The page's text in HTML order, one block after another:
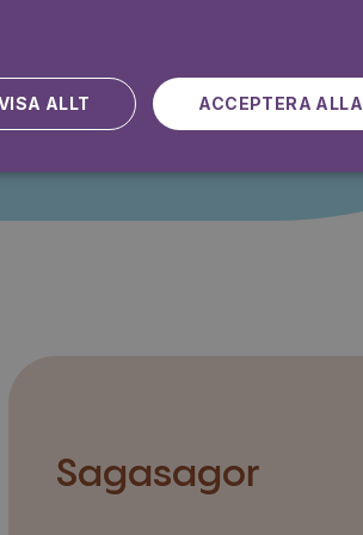
till och med 2026-08-24
Sagasagor
ACCEPTERA ALLA
ALLT